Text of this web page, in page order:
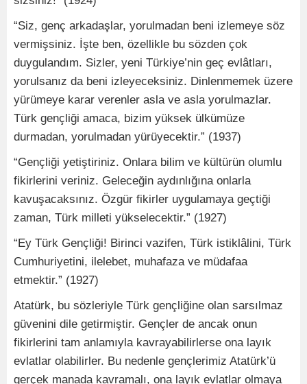
“Siz, genç arkadaşlar, yorulmadan beni izlemeye söz
vermişsiniz. İşte ben, özellikle bu sözden çok
duygulandım. Sizler, yeni Türkiye’nin geç evlâtları,
yorulsanız da beni izleyeceksiniz. Dinlenmemek üzere
yürümeye karar verenler asla ve asla yorulmazlar.
Türk gençliği amaca, bizim yüksek ülkümüze
durmadan, yorulmadan yürüyecektir.” (1937)
“Gençliği yetiştiriniz. Onlara bilim ve kültürün olumlu
fikirlerini veriniz. Geleceğin aydınlığına onlarla
kavuşacaksınız. Özgür fikirler uygulamaya geçtiği
zaman, Türk milleti yükselecektir.” (1927)
“Ey Türk Gençliği! Birinci vazifen, Türk istiklâlini, Türk
Cumhuriyetini, ilelebet, muhafaza ve müdafaa
etmektir.” (1927)
Atatürk, bu sözleriyle Türk gençliğine olan sarsılmaz
güvenini dile getirmiştir. Gençler de ancak onun
fikirlerini tam anlamıyla kavrayabilirlerse ona layık
evlatlar olabilirler. Bu nedenle gençlerimiz Atatürk’ü
gerçek manada kavramalı, ona layık evlatlar olmaya